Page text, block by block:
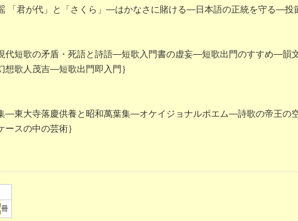
「君が代」と「さくら」―はかなさに賭ける―日本語の正統を守る―投
短歌の矛盾・死語と詩語―短歌入門書の虚妄―短歌出門のすすめ―韻
歌人茂吉―短歌出門即入門｝
―東大寺落慶供養と昭和萬葉集―オケイジョナルポエム―詩歌の帝王の
スの中の芸術｝
冊